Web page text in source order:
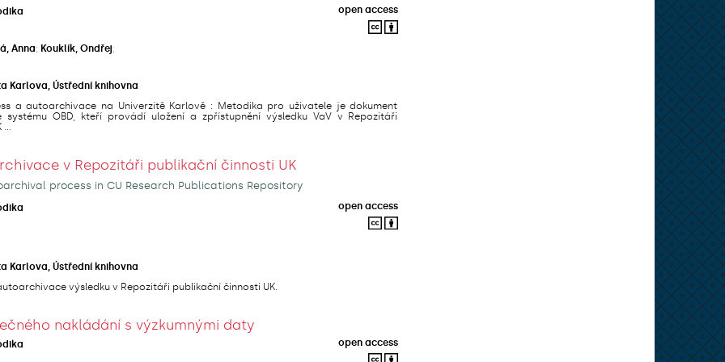
open access
Anna; Kouklík, Ondřej;
Karlova, Ústřední knihovna
a autoarchivace na Univerzitě Karlově : Metodika pro uživatele je dokument
systému OBD, kteří provádí uložení a zpřístupnění výsledku VaV v Repozitáři
v Repozitáři publikační činnosti UK
process in CU Research Publications Repository
open access
Karlova, Ústřední knihovna
výsledku v Repozitáři publikační činnosti UK.
nakládání s výzkumnými daty
open access